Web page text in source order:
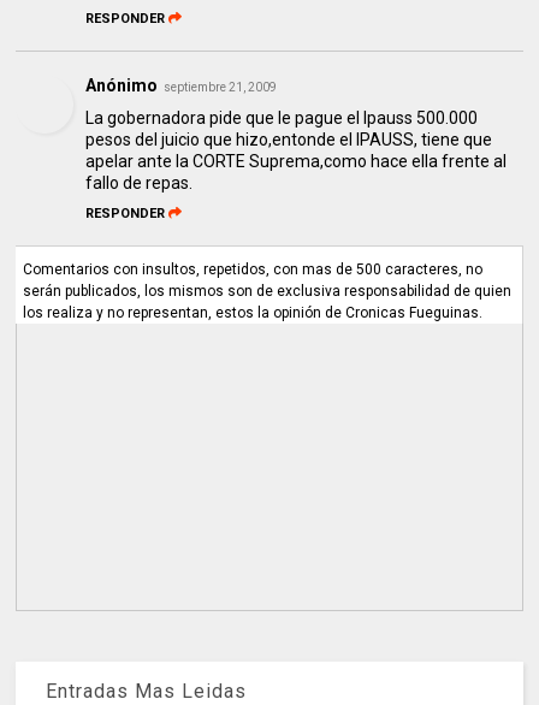
RESPONDER
Anónimo septiembre 21, 2009
La gobernadora pide que le pague el Ipauss 500.000
pesos del juicio que hizo,entonde el IPAUSS, tiene que
apelar ante la CORTE Suprema,como hace ella frente al
fallo de repas.
RESPONDER
Comentarios con insultos, repetidos, con mas de 500 caracteres, no
serán publicados, los mismos son de exclusiva responsabilidad de quien
los realiza y no representan, estos la opinión de Cronicas Fueguinas.
Entradas Mas Leidas